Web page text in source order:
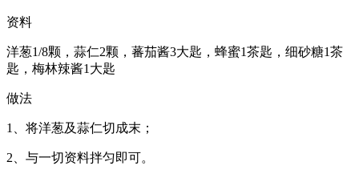
资料
洋葱1/8颗，蒜仁2颗，蕃茄酱3大匙，蜂蜜1茶匙，细砂糖1茶
匙，梅林辣酱1大匙
做法
1、将洋葱及蒜仁切成末；
2、与一切资料拌匀即可。